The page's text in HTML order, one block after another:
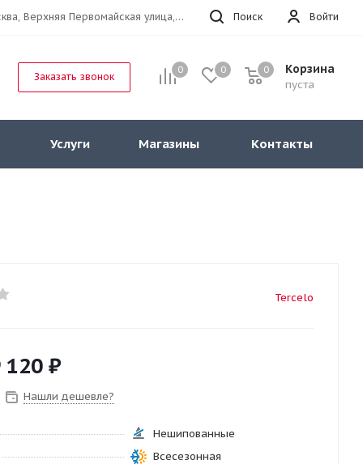
Войти
Поиск
г.Москва, Верхняя Первомайская улица, 47к11 офис 214
0 0 Корзина
пуста
0
Заказать звонок
Услуги Магазины Контакты
Tercelo
120 ₽
Нашли дешевле?
Нешипованные
Всесезонная